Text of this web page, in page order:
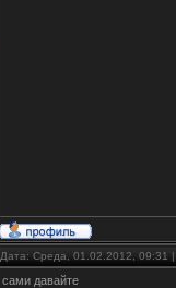
Дата: Среда, 01.02.2012,
сами давайте